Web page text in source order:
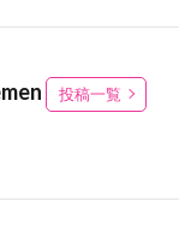
投稿一覧